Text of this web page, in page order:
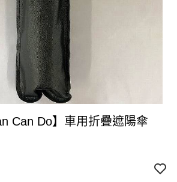
Can Do】車用折疊遮陽傘